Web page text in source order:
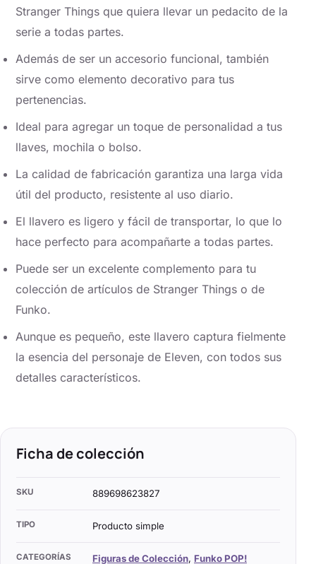
Stranger Things que quiera llevar un pedacito de la
serie a todas partes.
Además de ser un accesorio funcional, también
sirve como elemento decorativo para tus
pertenencias.
Ideal para agregar un toque de personalidad a tus
llaves, mochila o bolso.
La calidad de fabricación garantiza una larga vida
útil del producto, resistente al uso diario.
El llavero es ligero y fácil de transportar, lo que lo
hace perfecto para acompañarte a todas partes.
Puede ser un excelente complemento para tu
colección de artículos de Stranger Things o de
Funko.
Aunque es pequeño, este llavero captura fielmente
la esencia del personaje de Eleven, con todos sus
detalles característicos.
Ficha de colección
SKU 889698623827
TIPO Producto simple
CATEGORÍAS Figuras de Colección, Funko POP!